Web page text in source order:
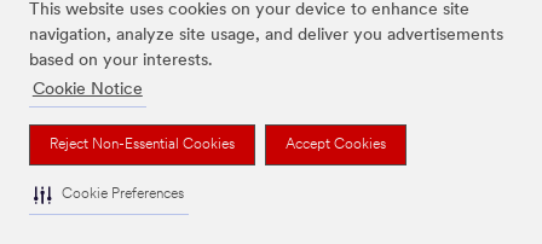
This website uses cookies on your device to enhance site
navigation, analyze site usage, and deliver you advertisements
based on your interests.
Cookie Notice
Reject Non-Essential Cookies Accept Cookies
Cookie Preferences